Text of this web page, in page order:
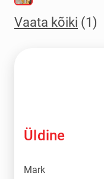
Vaata kõiki (1)
Üldine
Mark